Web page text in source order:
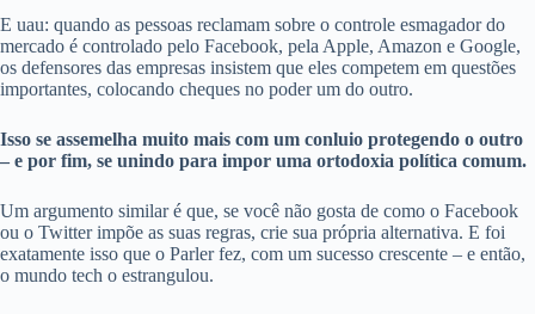
E uau: quando as pessoas reclamam sobre o controle esmagador do
mercado é controlado pelo Facebook, pela Apple, Amazon e Google,
os defensores das empresas insistem que eles competem em questões
importantes, colocando cheques no poder um do outro.
Isso se assemelha muito mais com um conluio protegendo o outro
– e por fim, se unindo para impor uma ortodoxia política comum.
Um argumento similar é que, se você não gosta de como o Facebook
ou o Twitter impõe as suas regras, crie sua própria alternativa. E foi
exatamente isso que o Parler fez, com um sucesso crescente – e então,
o mundo tech o estrangulou.